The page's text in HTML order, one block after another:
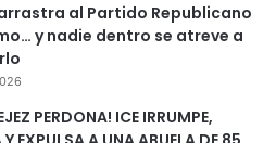
al Partido Republicano
y nadie dentro se atreve a
PERDONA! ICE IRRUMPE,